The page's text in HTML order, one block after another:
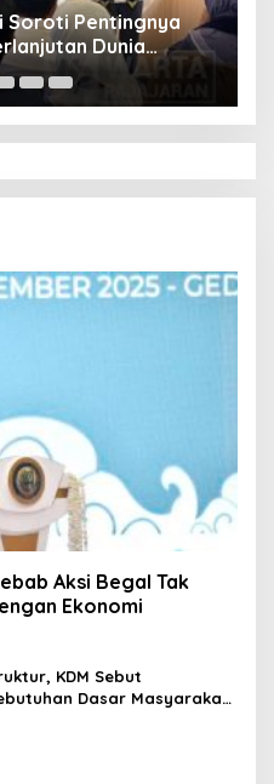
Soroti Pentingnya
Dunia
Aksi Begal Tak
Ekonomi
KDM Sebut
Dasar Masyarakat
Jabar 2027